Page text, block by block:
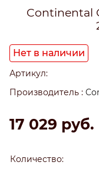
Continental
Нет в наличии
Артикул:
Производитель :
17 029 руб.
Количество: